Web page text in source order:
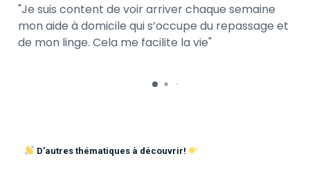
Je suis content de voir arriver chaque semaine
mon aide à domicile qui s’occupe du repassage et
de mon linge. Cela me facilite la vie
D’autres thématiques à découvrir!